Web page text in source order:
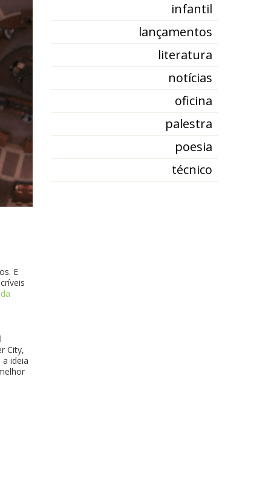
E
City,
ideia
infantil
lançamentos
literatura
notícias
oficina
palestra
poesia
técnico